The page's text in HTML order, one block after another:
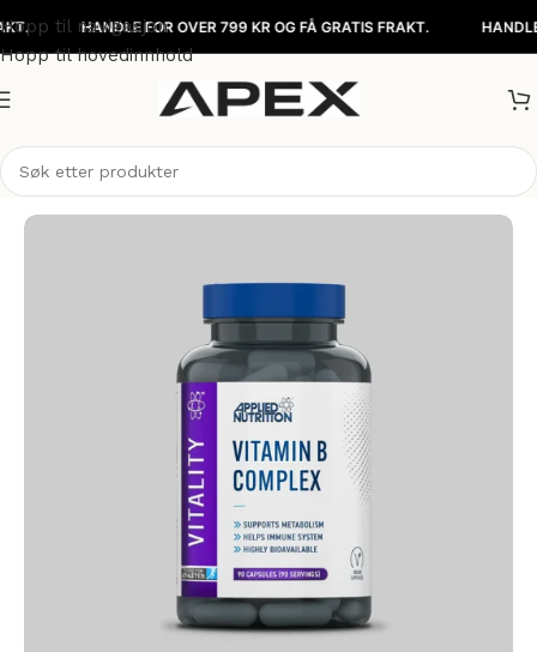
HANDLE FOR OVER 799 KR OG FÅ GRATIS FRAKT. HANDLE
Hopp til navigasjon
Hopp til hovedinnhold
Kosttilskudd